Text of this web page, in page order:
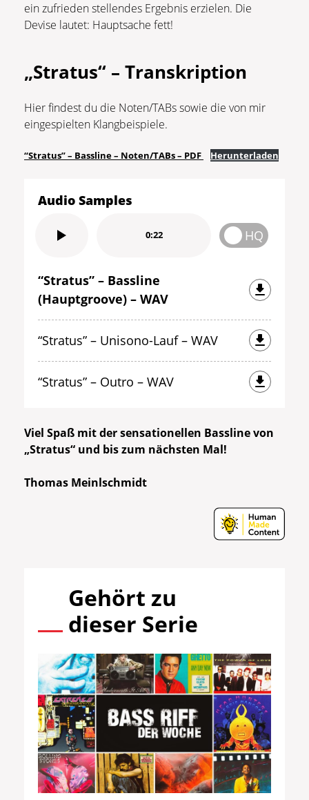
ein zufrieden stellendes Ergebnis erzielen. Die
Devise lautet: Hauptsache fett!
„Stratus“ – Transkription
Hier findest du die Noten/TABs sowie die von mir
eingespielten Klangbeispiele.
“Stratus” – Bassline – Noten/TABs – PDF Herunterladen
Audio Samples
0:22 HQ
“Stratus” – Bassline
(Hauptgroove) – WAV
“Stratus” – Unisono-Lauf – WAV
“Stratus” – Outro – WAV
Viel Spaß mit der sensationellen Bassline von
„Stratus“ und bis zum nächsten Mal!
Thomas Meinlschmidt
Gehört zu
dieser Serie